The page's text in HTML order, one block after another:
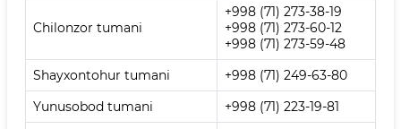
Chilonzor tumani
+998 (71) 273-38-19
+998 (71) 273-60-12
+998 (71) 273-59-48
Shayxontohur tumani
+998 (71) 249-63-80
Yunusobod tumani
+998 (71) 223-19-81